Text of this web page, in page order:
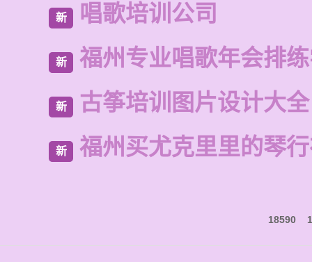
新 唱歌培训公司
新 福州专业唱歌年会排
新 古筝培训图片设计大全
新 福州买尤克里里的琴
18590 1